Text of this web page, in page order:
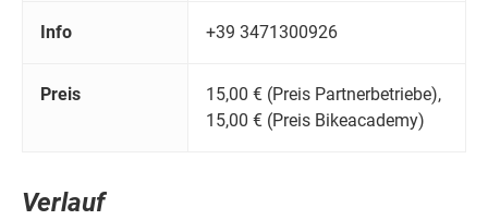
Info +39 3471300926
Preis
15,00 € (Preis Partnerbetriebe),
15,00 € (Preis Bikeacademy)
Verlauf